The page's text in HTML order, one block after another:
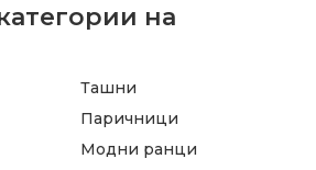
на
Ташни
Паричници
Модни ранци